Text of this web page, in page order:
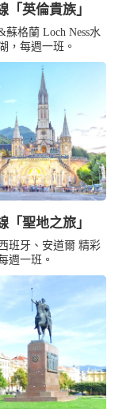
「英倫貴族」
蘇格蘭 Loch Ness水
，每週一班。
「聖地之旅」
班牙、安道爾 精彩
週一班。